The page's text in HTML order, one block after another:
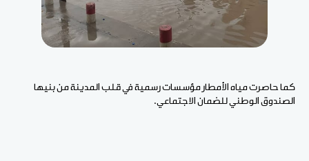
كما حاصرت مياه الأمطار مؤسسات رسمية في قلب المدينة من بنيها
الصندوق الوطني للضمان الاجتماعي.